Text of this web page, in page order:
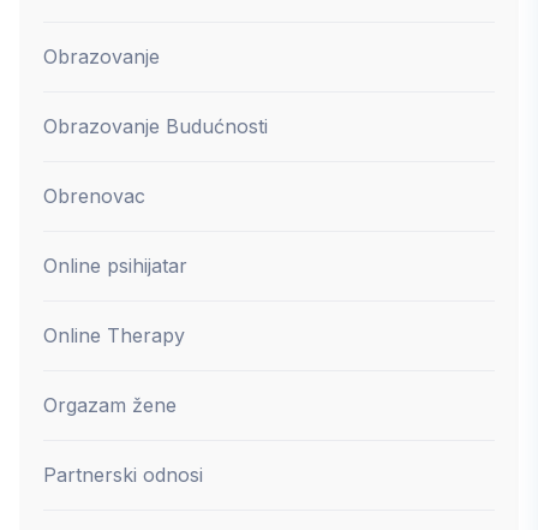
Obrazovanje
Obrazovanje Budućnosti
Obrenovac
Online psihijatar
Online Therapy
Orgazam žene
Partnerski odnosi